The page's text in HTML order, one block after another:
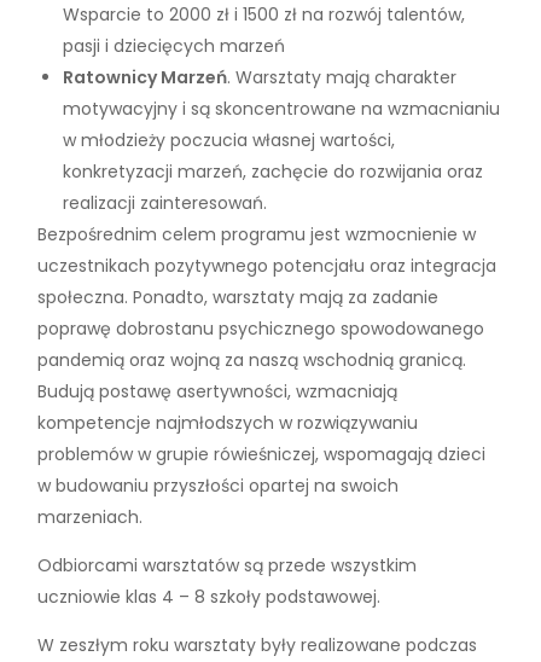
Wsparcie to 2000 zł i 1500 zł na rozwój talentów,
pasji i dziecięcych marzeń
Ratownicy Marzeń. Warsztaty mają charakter
motywacyjny i są skoncentrowane na wzmacnianiu
w młodzieży poczucia własnej wartości,
konkretyzacji marzeń, zachęcie do rozwijania oraz
realizacji zainteresowań.
Bezpośrednim celem programu jest wzmocnienie w
uczestnikach pozytywnego potencjału oraz integracja
społeczna. Ponadto, warsztaty mają za zadanie
poprawę dobrostanu psychicznego spowodowanego
pandemią oraz wojną za naszą wschodnią granicą.
Budują postawę asertywności, wzmacniają
kompetencje najmłodszych w rozwiązywaniu
problemów w grupie rówieśniczej, wspomagają dzieci
w budowaniu przyszłości opartej na swoich
marzeniach.
Odbiorcami warsztatów są przede wszystkim
uczniowie klas 4 – 8 szkoły podstawowej.
W zeszłym roku warsztaty były realizowane podczas